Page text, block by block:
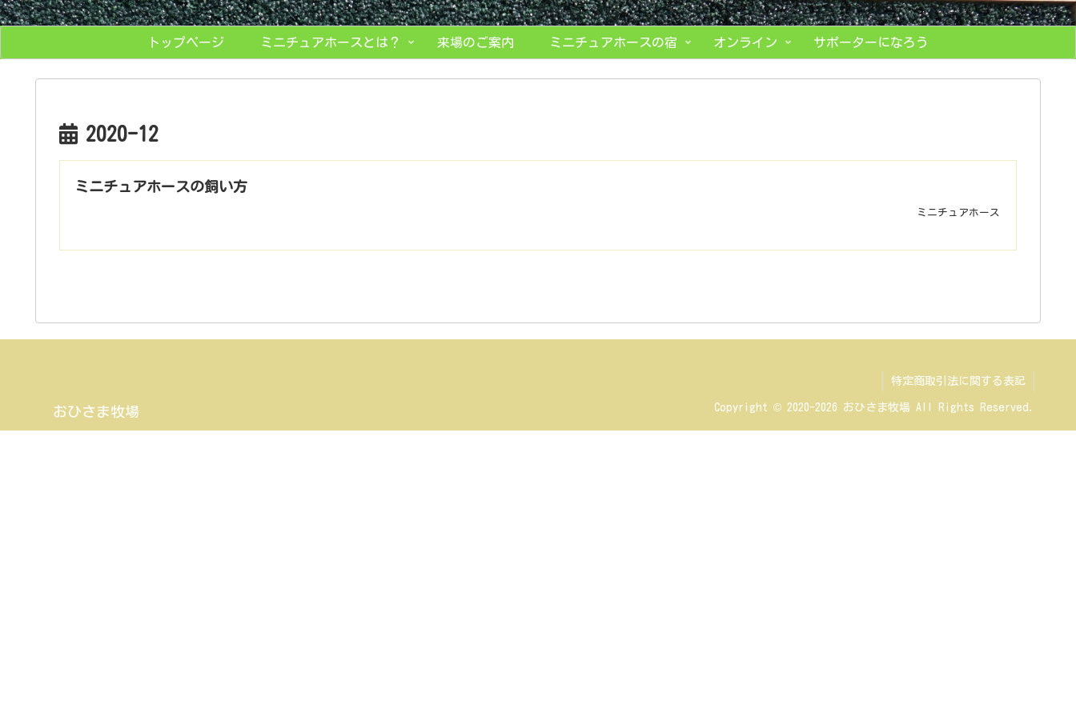
トップページ ミニチュアホースとは？ 来場のご案内 ミニチュアホースの宿 オンライン サポーターになろう
2020-12
ミニチュアホースの飼い方
ミニチュアホース
おひさま牧場
特定商取引法に関する表記
Copyright © 2020-2026 おひさま牧場 All Rights Reserved.